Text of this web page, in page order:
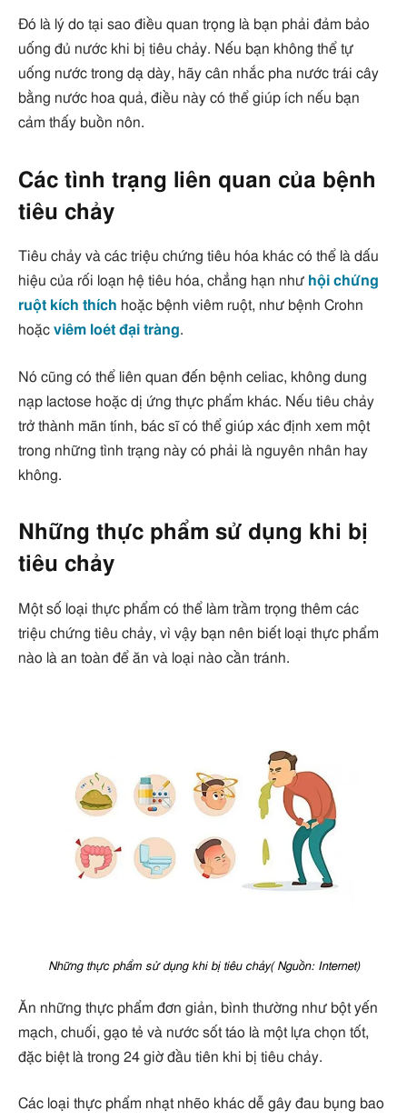
Đó là lý do tại sao điều quan trọng là bạn phải đảm bảo
uống đủ nước khi bị tiêu chảy. Nếu bạn không thể tự
uống nước trong dạ dày, hãy cân nhắc pha nước trái cây
bằng nước hoa quả, điều này có thể giúp ích nếu bạn
cảm thấy buồn nôn.
Các tình trạng liên quan của bệnh
tiêu chảy
Tiêu chảy và các triệu chứng tiêu hóa khác có thể là dấu
hiệu của rối loạn hệ tiêu hóa, chẳng hạn như hội chứng
ruột kích thích hoặc bệnh viêm ruột, như bệnh Crohn
hoặc viêm loét đại tràng.
Nó cũng có thể liên quan đến bệnh celiac, không dung
nạp lactose hoặc dị ứng thực phẩm khác. Nếu tiêu chảy
trở thành mãn tính, bác sĩ có thể giúp xác định xem một
trong những tình trạng này có phải là nguyên nhân hay
không.
Những thực phẩm sử dụng khi bị
tiêu chảy
Một số loại thực phẩm có thể làm trầm trọng thêm các
triệu chứng tiêu chảy, vì vậy bạn nên biết loại thực phẩm
nào là an toàn để ăn và loại nào cần tránh.
Những thực phẩm sử dụng khi bị tiêu chảy( Nguồn: Internet)
Ăn những thực phẩm đơn giản, bình thường như bột yến
mạch, chuối, gạo tẻ và nước sốt táo là một lựa chọn tốt,
đặc biệt là trong 24 giờ đầu tiên khi bị tiêu chảy.
Các loại thực phẩm nhạt nhẽo khác dễ gây đau bụng bao